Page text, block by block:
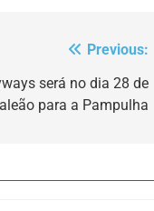
Previous:
será no dia 28 de
para a Pampulha